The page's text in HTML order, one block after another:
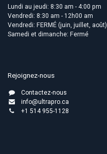
Lundi au jeudi: 8:30 am - 4:00 pm
Vendredi: 8:30 am - 12h00 am
Vendredi: FERMÉ (juin, juillet, août)
Samedi et dimanche: Fermé
Rejoignez-nous
Contactez-nous
info@ultrapro.ca
+1 514 955-1128